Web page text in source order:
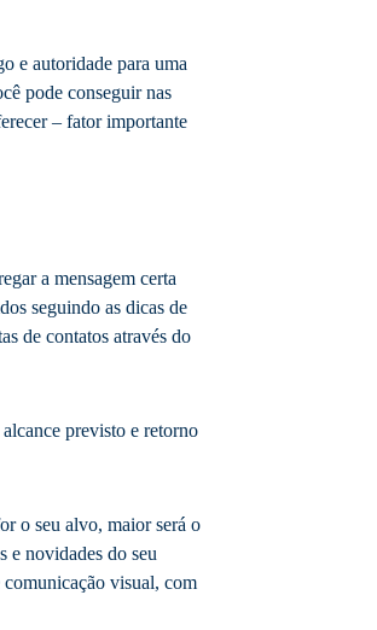
e autoridade para uma
pode conseguir nas
– fator importante
a mensagem certa
seguindo as dicas de
de contatos através do
previsto e retorno
o seu alvo, maior será o
e novidades do seu
visual, com